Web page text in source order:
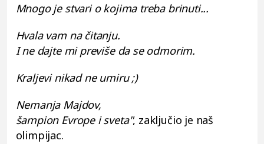
Mnogo je stvari o kojima treba brinuti...
Hvala vam na čitanju.
I ne dajte mi previše da se odmorim.
Kraljevi nikad ne umiru ;)
Nemanja Majdov,
šampion Evrope i sveta", zaključio je naš
olimpijac.